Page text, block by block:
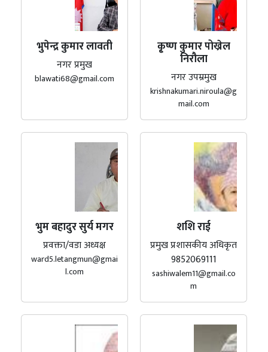
भुपेन्द्र कुमार लावती
नगर प्रमुख
blawati68@gmail.com
कृ्ष्ण कुमार पोख्रेल
निरौला
नगर उपम्रमुख
krishnakumari.niroula@g
mail.com
भुम बहादुर सुर्य मगर
प्रवक्ता/वडा अध्यक्ष
ward5.letangmun@gmai
l.com
शशि राई
प्रमुख प्रशासकीय अधिकृत
9852069111
sashiwalem11@gmail.co
m